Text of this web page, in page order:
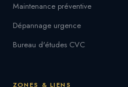
Maintenance préventive
Dépannage urgence
Bureau d'études CVC
ZONES & LIENS